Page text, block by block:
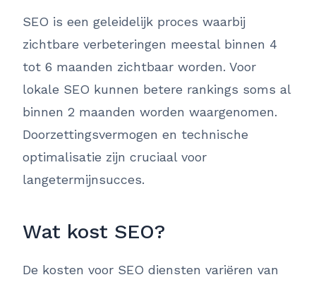
SEO is een geleidelijk proces waarbij
zichtbare verbeteringen meestal binnen 4
tot 6 maanden zichtbaar worden. Voor
lokale SEO kunnen betere rankings soms al
binnen 2 maanden worden waargenomen.
Doorzettingsvermogen en technische
optimalisatie zijn cruciaal voor
langetermijnsucces.
Wat kost SEO?
De kosten voor SEO diensten variëren van